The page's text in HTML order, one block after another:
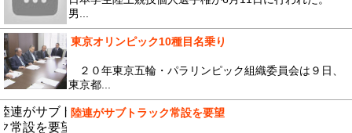
男...
東京オリンピック10種目名乗り
２０年東京五輪・パラリンピック組織委員会は９日、
東京都...
陸連がサブトラック常設を要望